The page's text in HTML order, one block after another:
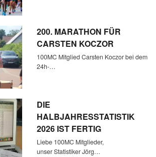
200. MARATHON FÜR
CARSTEN KOCZOR
100MC Mitglied Carsten Koczor bei dem
24h-…
DIE
HALBJAHRESSTATISTIK
2026 IST FERTIG
Liebe 100MC Mitglieder,
unser Statistiker Jörg…